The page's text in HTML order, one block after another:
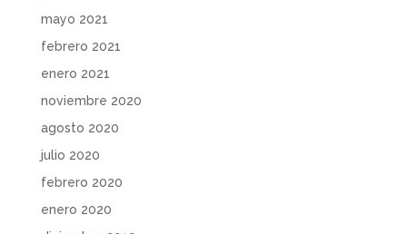
mayo 2021
febrero 2021
enero 2021
noviembre 2020
agosto 2020
julio 2020
febrero 2020
enero 2020